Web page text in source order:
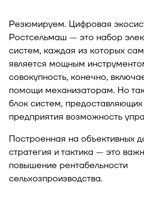
Резюмируем. Цифровая
Ростсельмаш — это набор
систем, каждая из которых
является мощным
совокупность, конечно,
помощи механизаторам. Но
блок систем, предоставляющих
предприятия возможность
Построенная на объективных
стратегия и тактика — это
повышение рентабельности
сельхозпроизводства.